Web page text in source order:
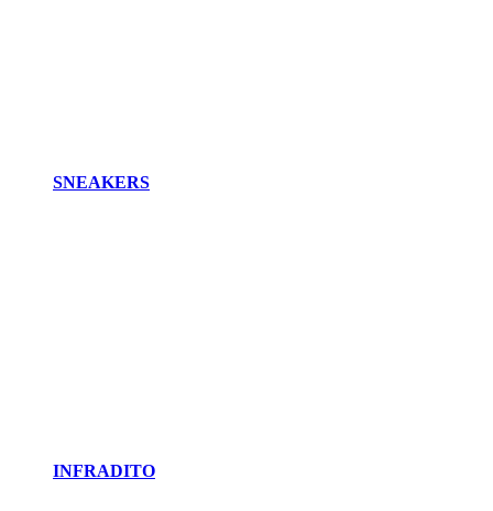
SNEAKERS
INFRADITO